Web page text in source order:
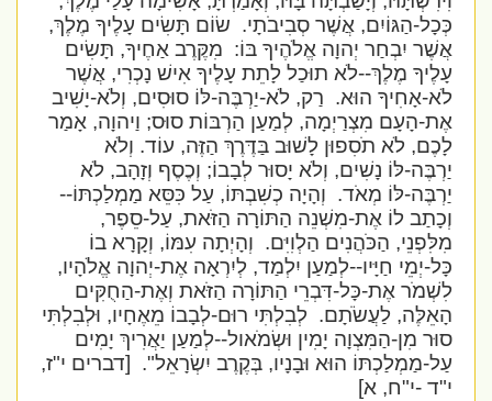
כְּכָל-הַגּוֹיִם, אֲשֶׁר סְבִיבֹתָי. שׂוֹם תָּשִׂים עָלֶיךָ מֶלֶךְ,
אֲשֶׁר יִבְחַר יְהוָה אֱלֹהֶיךָ בּוֹ: מִקֶּרֶב אַחֶיךָ, תָּשִׂים
עָלֶיךָ מֶלֶךְ--לֹא תוּכַל לָתֵת עָלֶיךָ אִישׁ נָכְרִי, אֲשֶׁר
לֹא-אָחִיךָ הוּא. רַק, לֹא-יַרְבֶּה-לּוֹ סוּסִים, וְלֹא-יָשִׁיב
אֶת-הָעָם מִצְרַיְמָה, לְמַעַן הַרְבּוֹת סוּס; וַיהוָה, אָמַר
לָכֶם, לֹא תֹסִפוּן לָשׁוּב בַּדֶּרֶךְ הַזֶּה, עוֹד. וְלֹא
יַרְבֶּה-לּוֹ נָשִׁים, וְלֹא יָסוּר לְבָבוֹ; וְכֶסֶף וְזָהָב, לֹא
יַרְבֶּה-לּוֹ מְאֹד. וְהָיָה כְשִׁבְתּוֹ, עַל כִּסֵּא מַמְלַכְתּוֹ--
וְכָתַב לוֹ אֶת-מִשְׁנֵה הַתּוֹרָה הַזֹּאת, עַל-סֵפֶר,
מִלִּפְנֵי, הַכֹּהֲנִים הַלְוִיִּם. וְהָיְתָה עִמּוֹ, וְקָרָא בוֹ
כָּל-יְמֵי חַיָּיו--לְמַעַן יִלְמַד, לְיִרְאָה אֶת-יְהוָה אֱלֹהָיו,
לִשְׁמֹר אֶת-כָּל-דִּבְרֵי הַתּוֹרָה הַזֹּאת וְאֶת-הַחֻקִּים
הָאֵלֶּה, לַעֲשֹׂתָם. לְבִלְתִּי רוּם-לְבָבוֹ מֵאֶחָיו, וּלְבִלְתִּי
סוּר מִן-הַמִּצְוָה יָמִין וּשְׂמֹאול--לְמַעַן יַאֲרִיךְ יָמִים
עַל-מַמְלַכְתּוֹ הוּא וּבָנָיו, בְּקֶרֶב יִשְׂרָאֵל". [דברים י"ז,
י"ד -י"ח, א]